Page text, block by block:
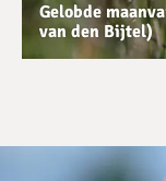
Gelobde
van den Bijtel)